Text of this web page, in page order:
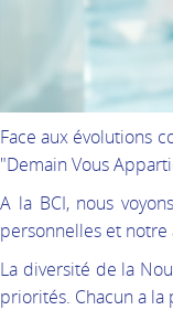
Face aux évolutions
"Demain Vous
A la BCI, nous
personnelles et
La diversité de la
priorités. Chacun a